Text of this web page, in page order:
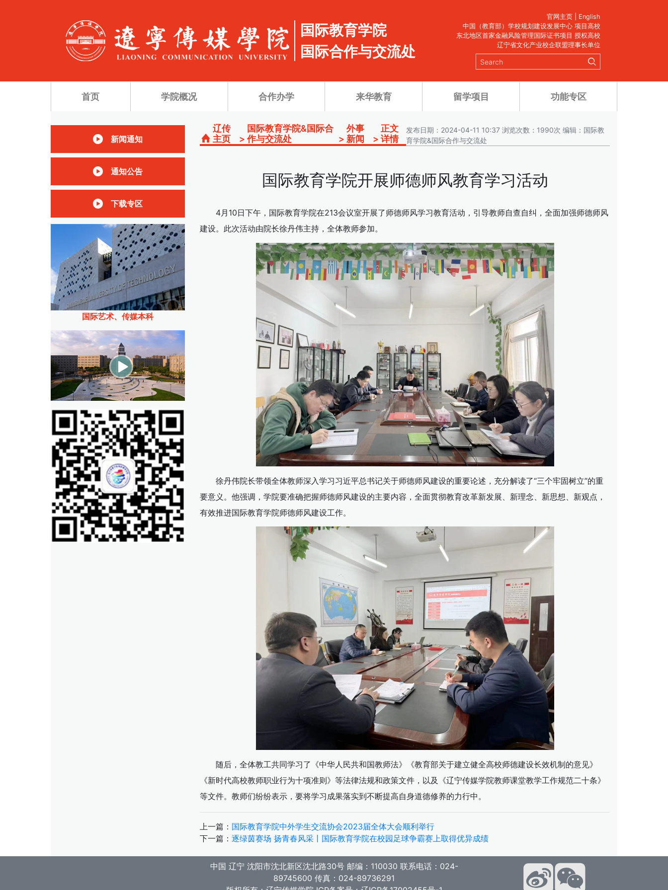
国际教育学院
国际合作与交流处
官网主页
English
中国（教育部）学校规划建设发展中心 项目高校
东北地区首家金融风险管理国际证书项目 授权高校
辽宁省文化产业校企联盟理事长单位
首页 学院概况 合作办学 来华教育 留学项目 功能专区
辽传
主页
>
国际教育学院&国际合
作与交流处
>
外事
新闻
>
正文
详情
发布日期：2024-04-11 10:37 浏览次数：1990次 编辑：国际教
育学院&国际合作与交流处
国际教育学院开展师德师风教育学习活动
4月10日下午，国际教育学院在213会议室开展了师德师风学习教育活动，引导教师自查自纠，全面加强师德师风
建设。此次活动由院长徐丹伟主持，全体教师参加。
徐丹伟院长带领全体教师深入学习习近平总书记关于师德师风建设的重要论述，充分解读了“三个牢固树立”的重
要意义。他强调，学院要准确把握师德师风建设的主要内容，全面贯彻教育改革新发展、新理念、新思想、新观点，
有效推进国际教育学院师德师风建设工作。
随后，全体教工共同学习了《中华人民共和国教师法》《教育部关于建立健全高校师德建设长效机制的意见》
《新时代高校教师职业行为十项准则》等法律法规和政策文件，以及《辽宁传媒学院教师课堂教学工作规范二十条》
等文件。教师们纷纷表示，要将学习成果落实到不断提高自身道德修养的力行中。
上一篇： 国际教育学院中外学生交流协会2023届全体大会顺利举行
下一篇： 逐绿茵赛场 扬青春风采丨国际教育学院在校园足球争霸赛上取得优异成绩
新闻通知
通知公告
下载专区
国际艺术、传媒本科
中国 辽宁 沈阳市沈北新区沈北路30号 邮编：110030 联系电话：024-
89745600 传真：024-89736291